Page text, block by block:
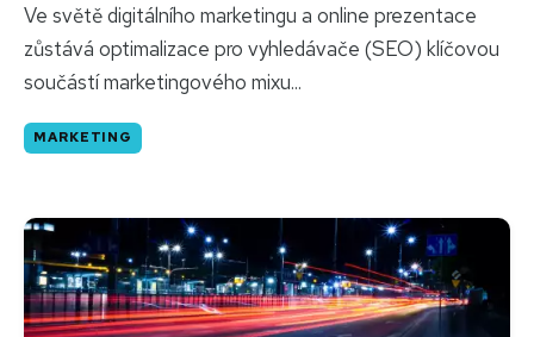
Ve světě digitálního marketingu a online prezentace
zůstává optimalizace pro vyhledávače (SEO) klíčovou
součástí marketingového mixu...
MARKETING